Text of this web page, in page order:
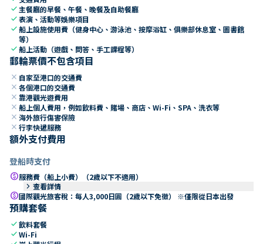
check 主餐廳的早餐、午餐、晚餐及自助餐廳
check表演、活動等娛樂項目
check船上設施使用費（健身中心、游泳池、按摩浴缸、俱樂部休息室、圖書館
等）
check船上活動（遊戲、問答、手工課程等）
郵輪票價不包含項目
close 自家至港口的交通費
close 各個港口的交通費
close 靠港觀光遊費用
close 船上個人費用，例如飲料費、賭場、商店、Wi-Fi、SPA、洗衣等
close 海外旅行傷害保險
close 行李快遞服務
額外支付費用
登船時支付
paid服務費（船上小費）（2歲以下不適用）
keyboard_arrow_right 查看詳情
paid國際觀光旅客稅：每人3,000日圓（2歲以下免徵） ※僅限從日本出發
預購套餐
check飲料套餐
checkWi-Fi